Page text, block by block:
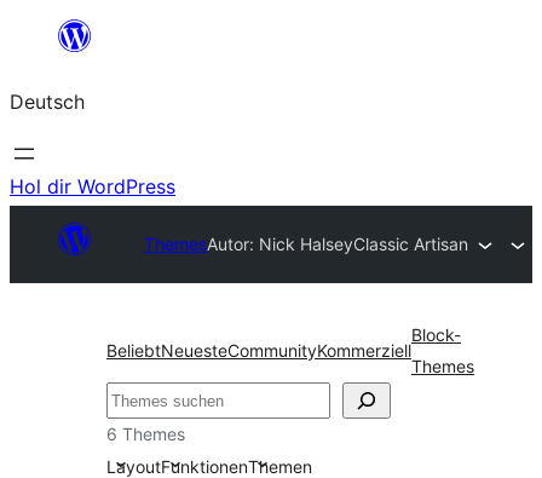
springen
Deutsch
Hol dir WordPress
ThemesAutor: Nick HalseyClassic Artisan
BeliebtNeuesteCommunityKommerziell
Block-
Themes
Suchen
6 Themes
LayoutFunktionenThemen